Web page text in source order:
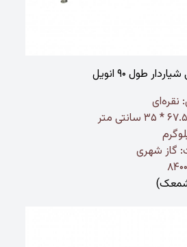
طول ۹۰ انویل
نقره‌ای
گاز شهری